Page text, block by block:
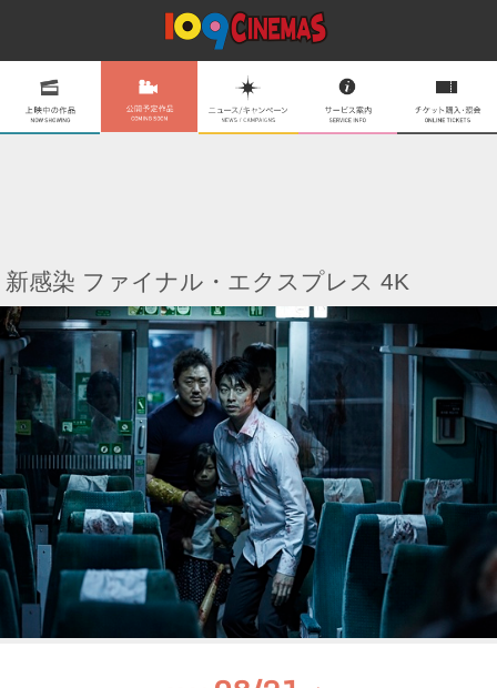
新感染 ファイナル・エクスプレス 4K